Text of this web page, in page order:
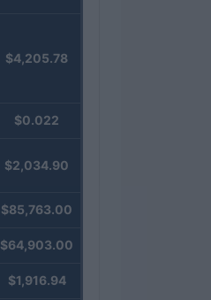
$4,205.78
$0.022
$2,034.90
$85,763.00
$64,903.00
$1,916.94